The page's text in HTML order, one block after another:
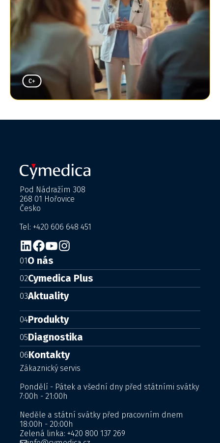
Pod Nádražím 308
268 01 Hořovice
Česko
Tel: +420 606 648 451
01O nás
02Cymedica Plus
03Aktuality
04Produkty
05Diagnostika
06Kontakty
Zákaznický servis
Pondělí - Pátek a všední dny před státními svátky
7:00h - 21:00h
Neděle a státní svátky před pracovním dnem
18:00h - 20:00h
Zelená linka: +420 800 137 269